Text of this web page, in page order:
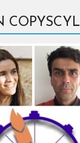
COPYSCYL